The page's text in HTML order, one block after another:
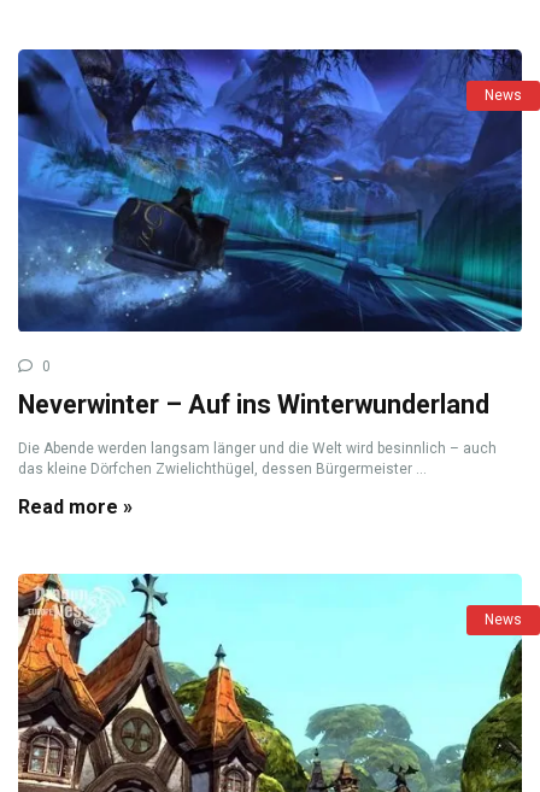
News
0
Neverwinter – Auf ins Winterwunderland
Die Abende werden langsam länger und die Welt wird besinnlich – auch
das kleine Dörfchen Zwielichthügel, dessen Bürgermeister ...
Read more »
News